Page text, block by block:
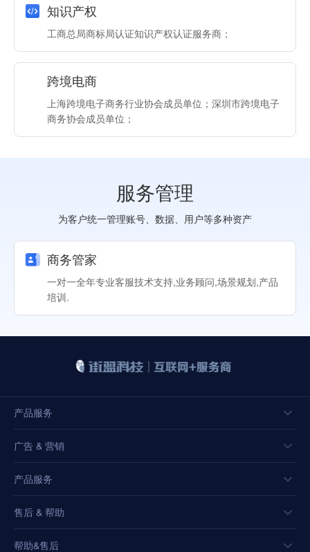
知识产权
工商总局商标局认证知识产权认证服务商；
跨境电商
上海跨境电子商务行业协会成员单位；深圳市跨境电子
商务协会成员单位；
服务管理
为客户统一管理账号、数据、用户等多种资产
商务管家
一对一全年专业客服技术支持,业务顾问,场景规划,产品
培训.
产品服务
广告 & 营销
产品服务
售后 & 帮助
帮助&售后